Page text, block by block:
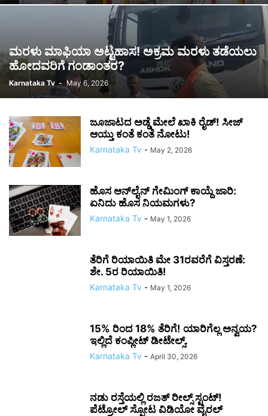
ಮರಳು ಮಾಫಿಯಾ ಅಟ್ಟಹಾಸ! ಅಕ್ರಮ ಮರಳು ತಡೆಯಲು
ಹೋದವರಿಗೆ ಗಂಡಾಂತರ?
Karnataka Tv - May 6, 2026
ಜೂಜಾಟದ ಅಡ್ಡೆ ಮೇಲೆ ಖಾಕಿ ರೈಡ್! ಸೀಜ್
ಆಯ್ತು ಕಂತೆ ಕಂತೆ ನೋಟು!
Karnataka Tv - May 2, 2026
ಹೊಸ ಆನ್‌ಲೈನ್ ಗೇಮಿಂಗ್ ಕಾಯ್ದೆ ಜಾರಿ:
ಏನಿದು ಹೊಸ ನಿಯಮಗಳು?
Karnataka Tv - May 1, 2026
ತೆರಿಗೆ ರಿಯಾಯಿತಿ ಮೇ 31ರವರೆಗೆ ವಿಸ್ತರಣೆ:
ಶೇ. 5ರ ರಿಯಾಯಿತಿ!
Karnataka Tv - May 1, 2026
15% ರಿಂದ 18% ತೆರಿಗೆ! ಯಾರಿಗೆಲ್ಲ ಅನ್ವಯ?
ಇಲ್ಲಿದೆ ಕಂಪ್ಲೀಟ್ ಡೀಟೇಲ್ಸ್.
Karnataka Tv - April 30, 2026
ನಡು ರಸ್ತೆಯಲ್ಲಿ ರಜತ್ ರೀಲ್ಸ್ ಸ್ಟಂಟ್!
ಪೆಟ್ರೋಲ್ ಸ್ಫೋಟ ವಿಡಿಯೋ ವೈರಲ್